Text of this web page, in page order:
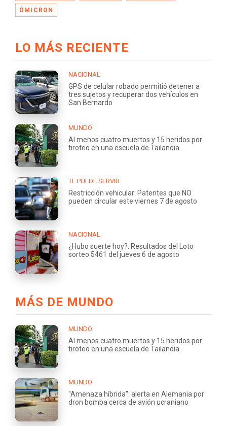
ÓMICRON
LO MÁS RECIENTE
NACIONAL
GPS de celular robado permitió detener a
tres sujetos y recuperar dos vehículos en
San Bernardo
MUNDO
Al menos cuatro muertos y 15 heridos por
tiroteo en una escuela de Tailandia
TE PUEDE SERVIR
Restricción vehicular: Patentes que NO
pueden circular este viernes 7 de agosto
NACIONAL
¿Hubo suerte hoy?: Resultados del Loto
sorteo 5461 del jueves 6 de agosto
MÁS DE MUNDO
MUNDO
Al menos cuatro muertos y 15 heridos por
tiroteo en una escuela de Tailandia
MUNDO
"Amenaza híbrida": alerta en Alemania por
dron bomba cerca de avión ucraniano